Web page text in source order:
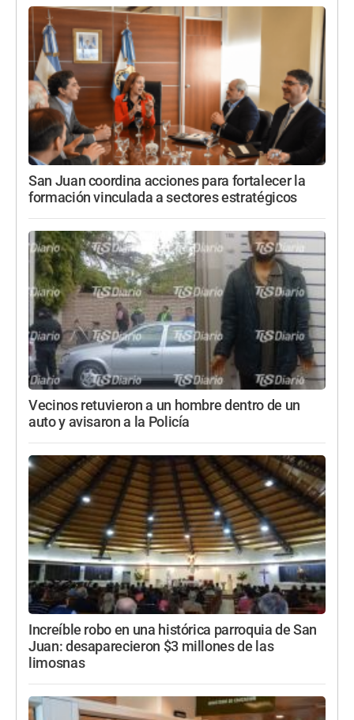
San Juan coordina acciones para fortalecer la
formación vinculada a sectores estratégicos
Vecinos retuvieron a un hombre dentro de un
auto y avisaron a la Policía
Increíble robo en una histórica parroquia de San
Juan: desaparecieron $3 millones de las
limosnas